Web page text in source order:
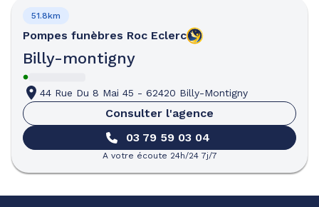
Pompes funèbres Roc Eclerc
Billy-montigny
51.8km
44 Rue Du 8 Mai 45 - 62420 Billy-Montigny
Consulter l'agence
03 79 59 03 04
A votre écoute 24h/24 7j/7